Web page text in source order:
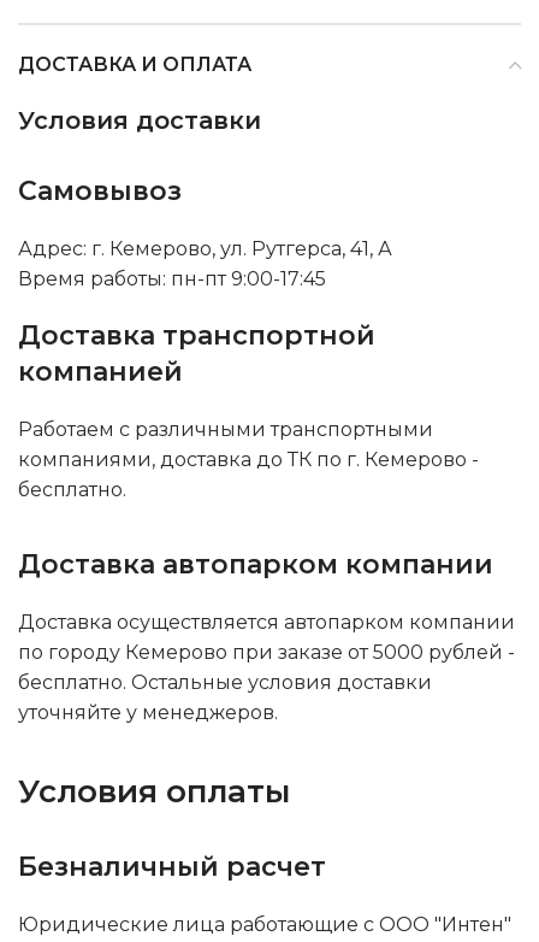
ДОСТАВКА И ОПЛАТА
Условия доставки
Самовывоз
Адрес: г. Кемерово, ул. Рутгерса, 41, А
Время работы: пн-пт 9:00-17:45
Доставка транспортной
компанией
Работаем с различными транспортными
компаниями, доставка до ТК по г. Кемерово -
бесплатно.
Доставка автопарком компании
Доставка осуществляется автопарком компании
по городу Кемерово при заказе от 5000 рублей -
бесплатно. Остальные условия доставки
уточняйте у менеджеров.
Условия оплаты
Безналичный расчет
Юридические лица работающие с ООО "Интен"